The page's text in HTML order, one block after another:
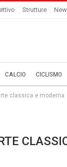
Strutture
CALCIO CICLISMO
classica e moderna